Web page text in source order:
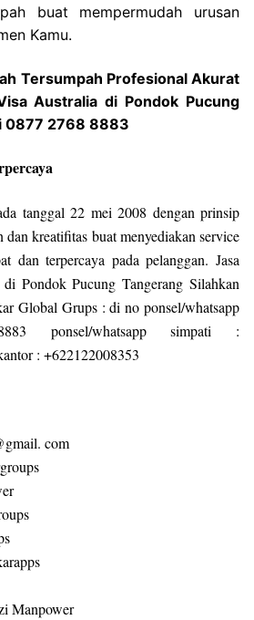
buat mempermudah urusan
Kamu.
Tersumpah Profesional Akurat
Australia di Pondok Pucung
0877 2768 8883
tanggal 22 mei 2008 dengan prinsip
kreatifitas buat menyediakan service
dan terpercaya pada pelanggan. Jasa
di Pondok Pucung Tangerang Silahkan
Global Grups : di no ponsel/whatsapp
ponsel/whatsapp simpati :
: +622122008353
com
Manpower